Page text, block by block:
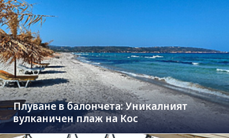
Плуване в балончета: Уникалният
вулканичен плаж на Кос